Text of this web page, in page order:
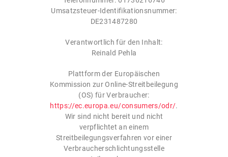
Umsatzsteuer-Identifikationsnummer:
DE231487280
Verantwortlich für den Inhalt:
Reinald Pehla
Plattform der Europäischen
Kommission zur Online-Streitbeilegung
(OS) für Verbraucher:
https://ec.europa.eu/consumers/odr/.
Wir sind nicht bereit und nicht
verpflichtet an einem
Streitbeilegungsverfahren vor einer
Verbraucherschlichtungsstelle